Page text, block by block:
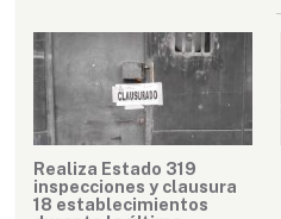
Realiza Estado 319
inspecciones y clausura
18 establecimientos